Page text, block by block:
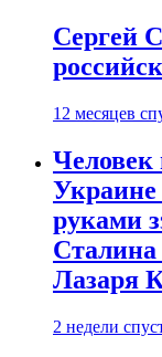
Сергей
12 месяцев
Украине
руками
Сталина
Лазаря
2 недели